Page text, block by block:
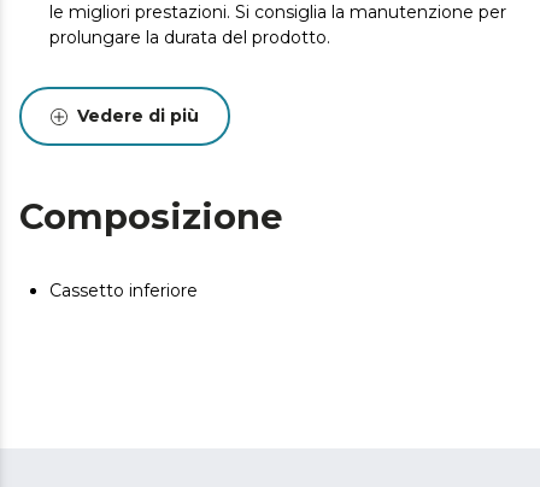
le migliori prestazioni. Si consiglia la manutenzione per
prolungare la durata del prodotto.
Vedere di più
Composizione
Cassetto inferiore